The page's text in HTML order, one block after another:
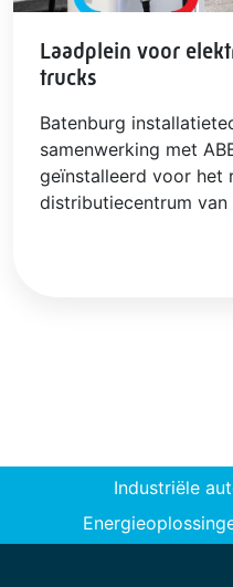
Laadplein voor
trucks
Batenburg
samenwerking met
geïnstalleerd voor het
distributiecentrum
Industriële